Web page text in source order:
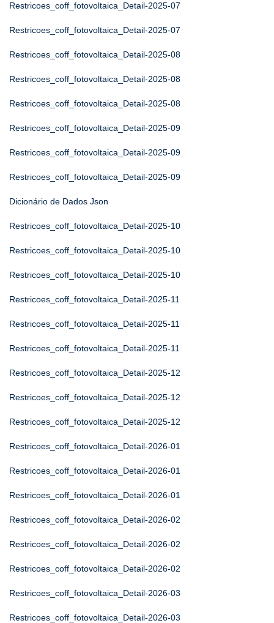
Restricoes_coff_fotovoltaica_Detail-2025-07
Restricoes_coff_fotovoltaica_Detail-2025-07
Restricoes_coff_fotovoltaica_Detail-2025-08
Restricoes_coff_fotovoltaica_Detail-2025-08
Restricoes_coff_fotovoltaica_Detail-2025-08
Restricoes_coff_fotovoltaica_Detail-2025-09
Restricoes_coff_fotovoltaica_Detail-2025-09
Restricoes_coff_fotovoltaica_Detail-2025-09
Dicionário de Dados Json
Restricoes_coff_fotovoltaica_Detail-2025-10
Restricoes_coff_fotovoltaica_Detail-2025-10
Restricoes_coff_fotovoltaica_Detail-2025-10
Restricoes_coff_fotovoltaica_Detail-2025-11
Restricoes_coff_fotovoltaica_Detail-2025-11
Restricoes_coff_fotovoltaica_Detail-2025-11
Restricoes_coff_fotovoltaica_Detail-2025-12
Restricoes_coff_fotovoltaica_Detail-2025-12
Restricoes_coff_fotovoltaica_Detail-2025-12
Restricoes_coff_fotovoltaica_Detail-2026-01
Restricoes_coff_fotovoltaica_Detail-2026-01
Restricoes_coff_fotovoltaica_Detail-2026-01
Restricoes_coff_fotovoltaica_Detail-2026-02
Restricoes_coff_fotovoltaica_Detail-2026-02
Restricoes_coff_fotovoltaica_Detail-2026-02
Restricoes_coff_fotovoltaica_Detail-2026-03
Restricoes_coff_fotovoltaica_Detail-2026-03